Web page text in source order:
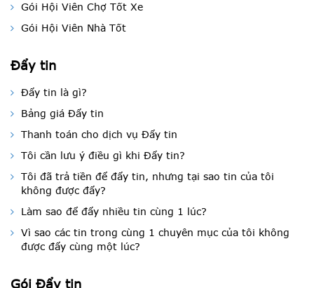
Gói Hội Viên Chợ Tốt Xe
Gói Hội Viên Nhà Tốt
Đẩy tin
Đẩy tin là gì?
Bảng giá Đẩy tin
Thanh toán cho dịch vụ Đẩy tin
Tôi cần lưu ý điều gì khi Đẩy tin?
Tôi đã trả tiền để đẩy tin, nhưng tại sao tin của tôi
không được đẩy?
Làm sao để đẩy nhiều tin cùng 1 lúc?
Vì sao các tin trong cùng 1 chuyên mục của tôi không
được đẩy cùng một lúc?
Gói Đẩy tin